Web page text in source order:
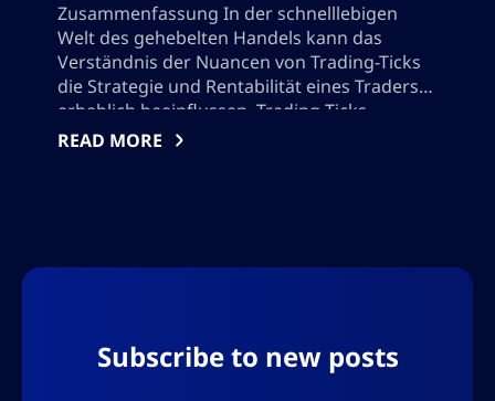
Zusammenfassung In der schnelllebigen
Welt des gehebelten Handels kann das
Verständnis der Nuancen von Trading-Ticks
die Strategie und Rentabilität eines Traders
erheblich beeinflussen. Trading-Ticks
repräsentieren die kleinste mögliche
READ MORE
Subscribe to new posts